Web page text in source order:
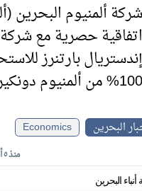
شركة ألمنيوم البحرين
اتفاقية حصرية مع
إندستريال بارتنرز
100% من ألمنيوم دونكيرك
البحرين
Economics
منذ ٥ أشهر
أنباء البحرين